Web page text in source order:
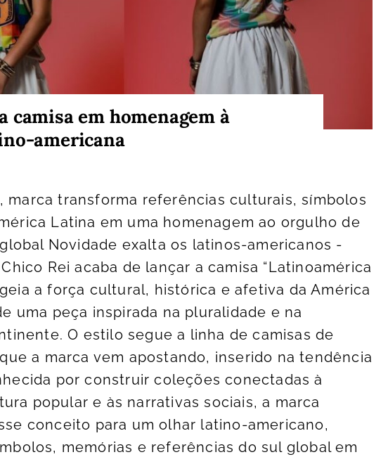
camisa em homenagem à
americana
marca transforma referências culturais, símbolos
Latina em uma homenagem ao orgulho de
Novidade exalta os latinos-americanos -
Rei acaba de lançar a camisa “Latinoamérica
a força cultural, histórica e afetiva da América
uma peça inspirada na pluralidade e na
O estilo segue a linha de camisas de
a marca vem apostando, inserido na tendência
por construir coleções conectadas à
popular e às narrativas sociais, a marca
conceito para um olhar latino-americano,
memórias e referências do sul global em